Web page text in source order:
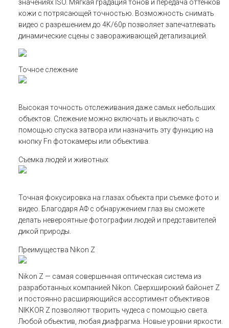
значениях ISO. Мягкая градация тонов и передача оттенков
кожи с потрясающей точностью. Возможность снимать
видео с разрешением до 4K/60p позволяет запечатлевать
динамические сцены с завораживающей детализацией.
Точное слежение
Высокая точность отслеживания даже самых небольших
объектов. Слежение можно включать и выключать с
помощью спуска затвора или назначить эту функцию на
кнопку Fn фотокамеры или объектива.
Съемка людей и животных
Точная фокусировка на глазах объекта при съемке фото и
видео. Благодаря АФ с обнаружением глаз вы сможете
делать невероятные фотографии людей и представителей
дикой природы.
Преимущества Nikon Z
Nikon Z — самая совершенная оптическая система из
разработанных компанией Nikon. Сверхширокий байонет Z
и постоянно расширяющийся ассортимент объективов
NIKKOR Z позволяют творить чудеса с помощью света.
Любой объектив, любая диафрагма. Новые уровни яркости.